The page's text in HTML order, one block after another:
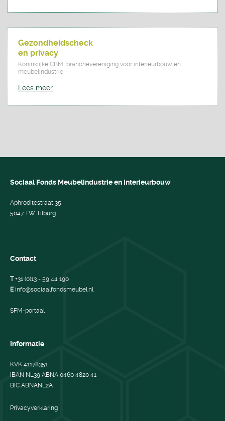
Gezondheidscheck
en privacy
Koninklijke CBM, branchevereniging voor interieurbouw en
meubelindustrie
Lees meer
Sociaal Fonds Meubelindustrie en Interieurbouw
Aphroditestraat 35
5047 TW Tilburg
Contact
T+31 (0)13 - 59 44 190
E info@sociaalfondsmeubel.nl
SFM-portaal
Informatie
KVK 41178351
IBAN NL39 ABNA 0460 4820 41
BIC ABNANL2A
Privacyverklaring